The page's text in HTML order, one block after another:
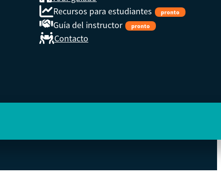
Recursos para estudiantes
pronto
Guía del instructor pronto
Contacto